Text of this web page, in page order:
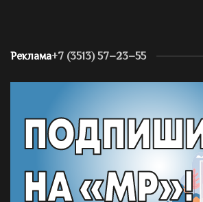
Реклама+7 (3513) 57–23–55